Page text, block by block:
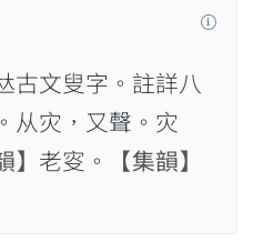
古文叟字。註詳八
从灾，又聲。灾
】 老叜。
【集韻】